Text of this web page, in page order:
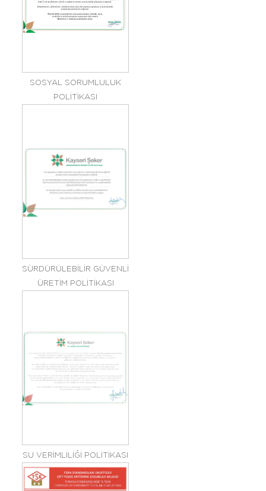
SOSYAL SORUMLULUK
POLİTİKASI
SÜRDÜRÜLEBİLİR GÜVENLİ
ÜRETİM POLİTİKASI
SU VERİMLİLİĞİ POLİTİKASI